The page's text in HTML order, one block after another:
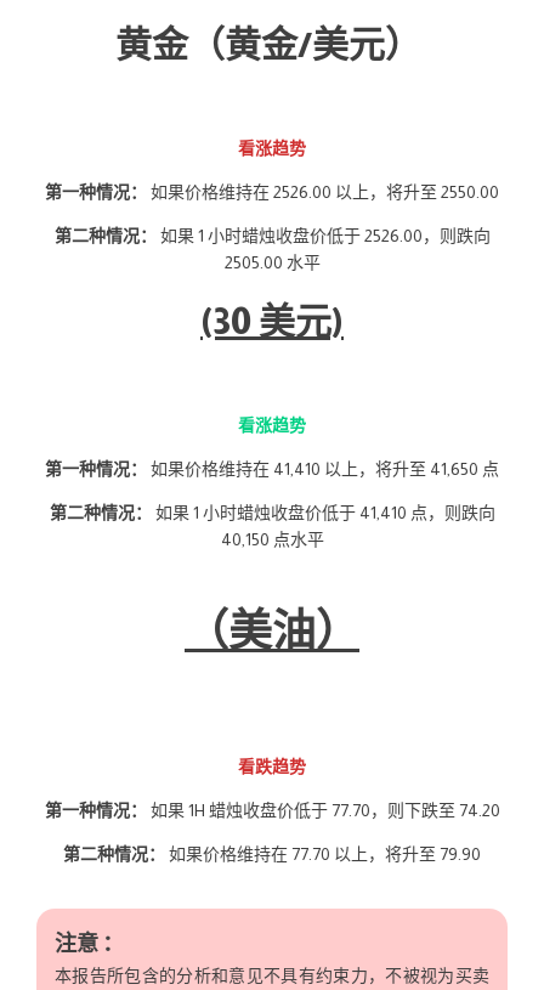
黄金（黄金/美元）
看涨趋势
第一种情况： 如果价格维持在 2526.00 以上，将升至 2550.00
第二种情况： 如果 1 小时蜡烛收盘价低于 2526.00，则跌向
2505.00 水平
(30 美元)
看涨趋势
第一种情况： 如果价格维持在 41,410 以上，将升至 41,650 点
第二种情况： 如果 1 小时蜡烛收盘价低于 41,410 点，则跌向
40,150 点水平
（美油）
看跌趋势
第一种情况： 如果 1H 蜡烛收盘价低于 77.70，则下跌至 74.20
第二种情况： 如果价格维持在 77.70 以上，将升至 79.90
注意 ：
本报告所包含的分析和意见不具有约束力，不被视为买卖